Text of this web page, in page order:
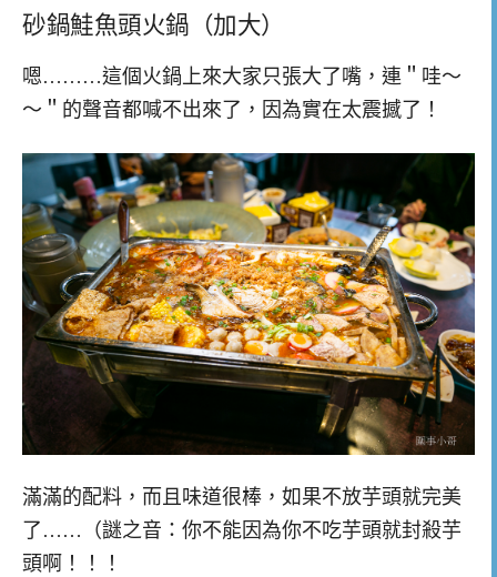
砂鍋鮭魚頭火鍋（加大）
嗯………這個火鍋上來大家只張大了嘴，連＂哇～
～＂的聲音都喊不出來了，因為實在太震撼了！
滿滿的配料，而且味道很棒，如果不放芋頭就完美
了……（謎之音：你不能因為你不吃芋頭就封殺芋
頭啊！！！